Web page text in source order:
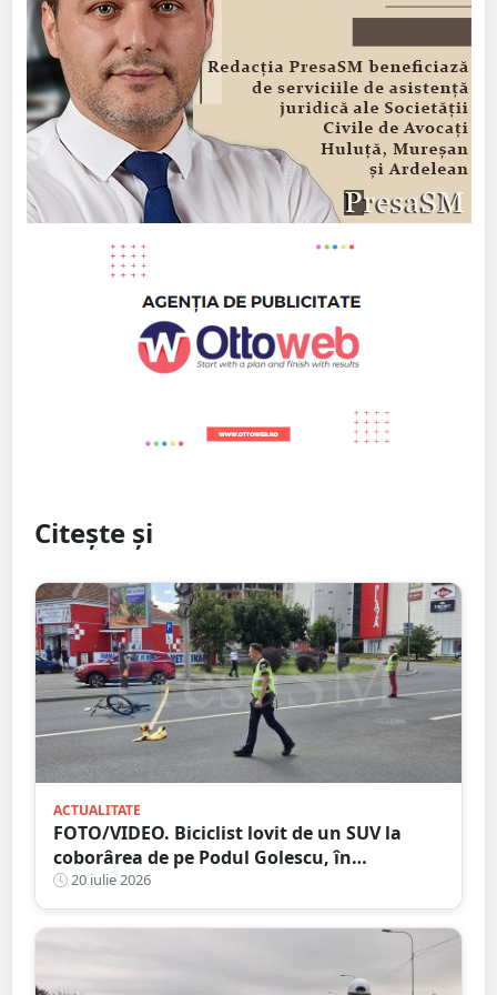
Citește și
ACTUALITATE
FOTO/VIDEO. Biciclist lovit de un SUV la
coborârea de pe Podul Golescu, în
municipiul Satu Mare. Șoferul: ”Pur și
simplu nu l-am văzut”
20 iulie 2026